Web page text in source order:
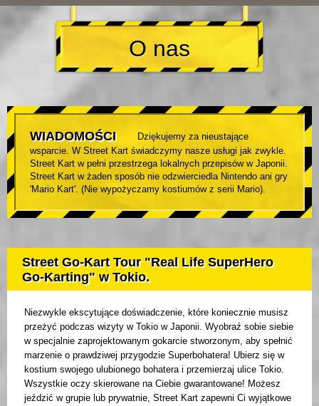
O nas
WIADOMOŚCI
Dziękujemy za nieustające
wsparcie. W Street Kart świadczymy nasze usługi jak zwykle.
Street Kart w pełni przestrzega lokalnych przepisów w Japonii.
Street Kart w żaden sposób nie odzwierciedla Nintendo ani gry
'Mario Kart'. (Nie wypożyczamy kostiumów z serii Mario).
Street Go-Kart Tour "Real Life SuperHero
Go-Karting" w Tokio.
Niezwykle ekscytujące doświadczenie, które koniecznie musisz
przeżyć podczas wizyty w Tokio w Japonii. Wyobraź sobie siebie
w specjalnie zaprojektowanym gokarcie stworzonym, aby spełnić
marzenie o prawdziwej przygodzie Superbohatera! Ubierz się w
kostium swojego ulubionego bohatera i przemierzaj ulice Tokio.
Wszystkie oczy skierowane na Ciebie gwarantowane! Możesz
jeździć w grupie lub prywatnie, Street Kart zapewni Ci wyjątkowe